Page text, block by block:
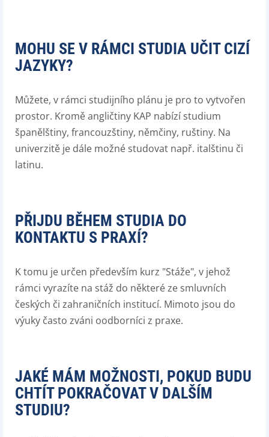
MOHU SE V RÁMCI STUDIA UČIT CIZÍ
JAZYKY?
Můžete, v rámci studijního plánu je pro to vytvořen
prostor. Kromě angličtiny KAP nabízí studium
španělštiny, francouzštiny, němčiny, ruštiny. Na
univerzitě je dále možné studovat např. italštinu či
latinu.
PŘIJDU BĚHEM STUDIA DO
KONTAKTU S PRAXÍ?
K tomu je určen především kurz "Stáže", v jehož
rámci vyrazíte na stáž do některé ze smluvních
českých či zahraničních institucí. Mimoto jsou do
výuky často zváni oodborníci z praxe.
JAKÉ MÁM MOŽNOSTI, POKUD BUDU
CHTÍT POKRAČOVAT V DALŠÍM
STUDIU?